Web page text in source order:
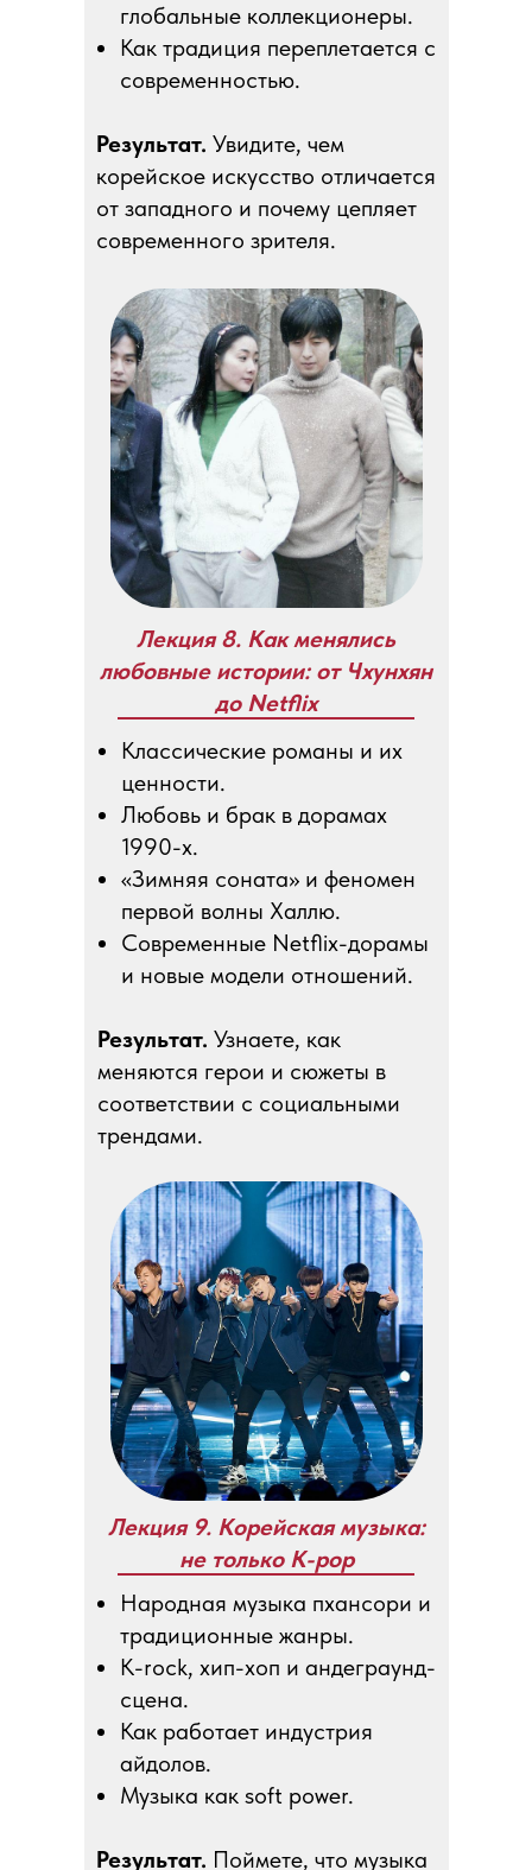
Лекция 8. Как менялись
любовные истории: от Чхунхян
до Netflix
Классические романы и их
ценности.
Любовь и брак в дорамах
1990-х.
«Зимняя соната» и феномен
первой волны Халлю.
Современные Netflix-дорамы
и новые модели отношений.
Результат. Узнаете, как
меняются герои и сюжеты в
соответствии с социальными
трендами.
глобальные коллекционеры.
Как традиция переплетается с
современностью.
Результат. Увидите, чем
корейское искусство отличается
от западного и почему цепляет
современного зрителя.
Народная музыка пхансори и
традиционные жанры.
K-rock, хип-хоп и андеграунд-
сцена.
Как работает индустрия
айдолов.
Музыка как soft power.
Результат. Поймете, что музыка
Лекция 9. Корейская музыка:
не только K-pop